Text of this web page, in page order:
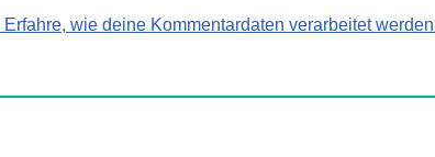
Erfahre, wie deine Kommentardaten verarbeitet